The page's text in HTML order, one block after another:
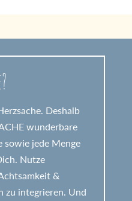
Deshalb
wunderbare
sowie jede Menge
Nutze
&
zu integrieren. Und